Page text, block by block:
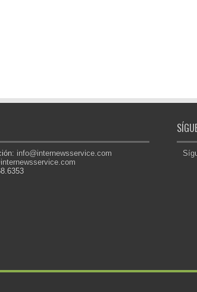
info@internewsservice.com